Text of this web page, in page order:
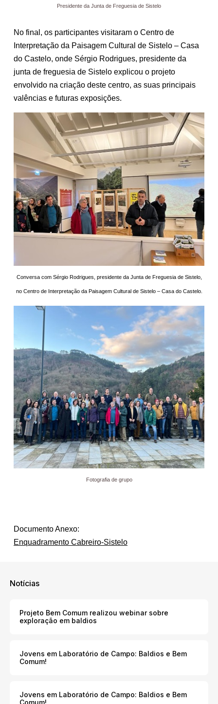
Notícias
Projeto Bem Comum realizou webinar sobre
exploração em baldios
Jovens em Laboratório de Campo: Baldios e Bem
Comum!
Jovens em Laboratório de Campo: Baldios e Bem
Comum!
Presidente da Junta de Freguesia de Sistelo
No final, os participantes visitaram o Centro de
Interpretação da Paisagem Cultural de Sistelo – Casa
do Castelo, onde Sérgio Rodrigues, presidente da
junta de freguesia de Sistelo explicou o projeto
envolvido na criação deste centro, as suas principais
valências e futuras exposições.
Conversa com Sérgio Rodrigues, presidente da Junta de Freguesia de Sistelo,
no Centro de Interpretação da Paisagem Cultural de Sistelo – Casa do Castelo.
Fotografia de grupo
Documento Anexo:
Enquadramento Cabreiro-Sistelo